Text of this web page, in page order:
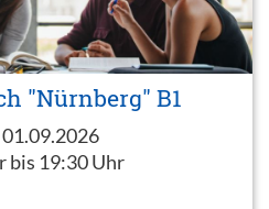
"Nürnberg" B1
bis 19:30 Uhr